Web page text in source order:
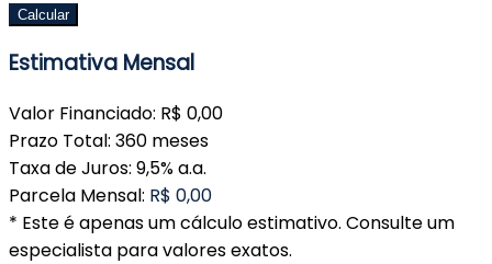
Calcular
Estimativa Mensal
Valor Financiado: R$ 0,00
Prazo Total: 360 meses
Taxa de Juros: 9,5% a.a.
Parcela Mensal: R$ 0,00
* Este é apenas um cálculo estimativo. Consulte um
especialista para valores exatos.